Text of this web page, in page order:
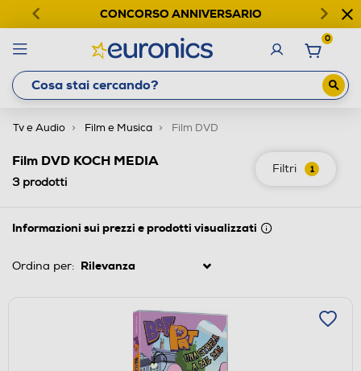
CONCORSO ANNIVERSARIO
0
Tv e Audio Film e Musica Film DVD
Filtri 1
Film DVD KOCH MEDIA
3prodotti
Informazioni sui prezzi e prodotti visualizzati
Ordina per: